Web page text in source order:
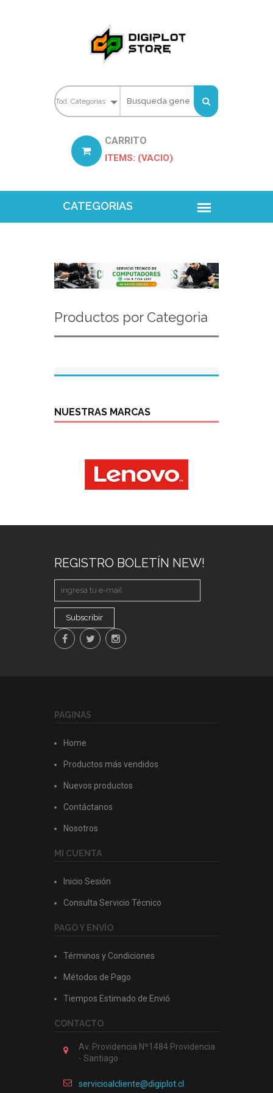
CARRITO
ITEMS: (VACIO)
Productos por Categoria
NUESTRAS MARCAS
REGISTRO BOLETÍN NEW!
Subscribir
PAGINAS
Home
Productos más vendidos
Nuevos productos
Contáctanos
Nosotros
MI CUENTA
Inicio Sesión
Consulta Servicio Técnico
PAGO Y ENVÍO
Términos y Condiciones
Métodos de Pago
Tiempos Estimado de Envió
CONTACTO
Av. Providencia Nº1484 Providencia
- Santiago
servicioalcliente@digiplot.cl